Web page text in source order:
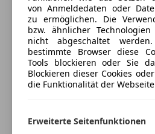
Seitenairbag
Servolenkung
Spurhalteassistent
Totwinkel-Assistent
Traktionskontrolle
Zentralverriegelung
Reifen Druck Control
Scheinwerfer LED mit
Seitenairbag
Traction Control
Vorbereitung Driving
Warndreieck
Ambiente-Beleuchtung
anpassen
Freischaden-Gutschein ab
Auto einfach online
Jetzt
von Anmeldedaten oder
zu ermöglichen. Die
bzw. ähnlicher
nicht abgeschaltet
bestimmte Browser diese
Tools blockieren oder Sie
Blockieren dieser Cookies
die Funktionalität der
Erweiterte Seitenfunktionen